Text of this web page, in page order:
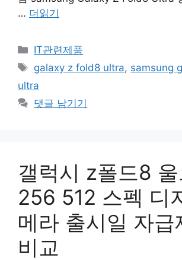
… 더읽기
카
고
리
IT관련제품
태
galaxy z fold8 ultra, samsung
ultra
댓글 남기기
갤럭시 z폴드8
256 512 스펙 디
메라 출시일 자급
비교